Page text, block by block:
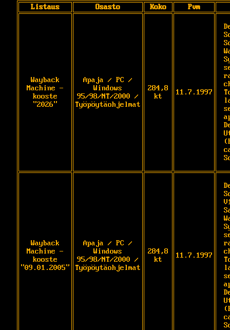
Listaus Osasto Koko Pvm
Wayback
Machine -
kooste
"2026"
Apaja / PC /
Windows
95/98/NT/2000 /
Työpöytäohjelmat
284,8
kt
11.7.1997
Wayback
Machine -
kooste
"09.01.2005"
Apaja / PC /
Windows
95/98/NT/2000 /
Työpöytäohjelmat
284,8
kt
11.7.1997